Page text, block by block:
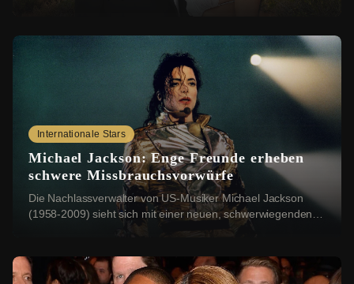
Internationale Stars
Michael Jackson: Enge Freunde erheben
schwere Missbrauchsvorwürfe
Die Nachlassverwalter von US-Musiker Michael Jackson
(1958-2009) sieht sich mit einer neuen, schwerwiegenden